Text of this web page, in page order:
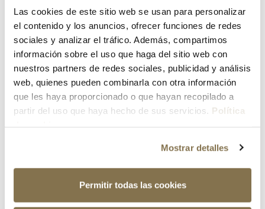
Las cookies de este sitio web se usan para personalizar
el contenido y los anuncios, ofrecer funciones de redes
sociales y analizar el tráfico. Además, compartimos
información sobre el uso que haga del sitio web con
nuestros partners de redes sociales, publicidad y análisis
web, quienes pueden combinarla con otra información
que les haya proporcionado o que hayan recopilado a
partir del uso que haya hecho de sus servicios. Política
Mostrar detalles
Permitir todas las cookies
¿Has olvidado tu contraseña?